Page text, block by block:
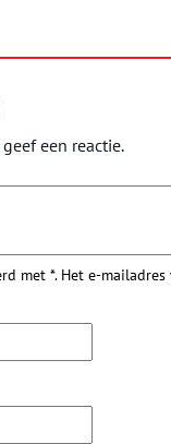
een reactie.
met *. Het e-